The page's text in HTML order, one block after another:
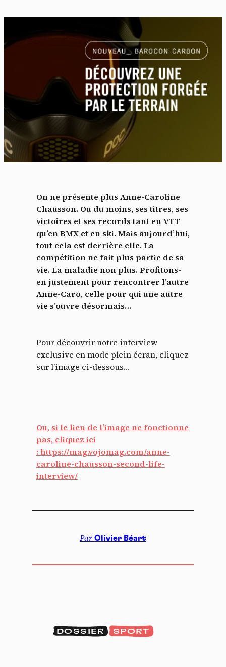
On ne présente plus Anne-Caroline
Chausson. Ou du moins, ses titres, ses
victoires et ses records tant en VTT
qu’en BMX et en ski. Mais aujourd’hui,
tout cela est derrière elle. La
compétition ne fait plus partie de sa
vie. La maladie non plus. Profitons-
en justement pour rencontrer l’autre
Anne-Caro, celle pour qui une autre
vie s’ouvre désormais…
Pour découvrir notre interview
exclusive en mode plein écran, cliquez
sur l’image ci-dessous…
Ou, si le lien de l’image ne fonctionne
pas, cliquez ici
: https://mag.vojomag.com/anne-
caroline-chausson-second-life-
interview/
Par Olivier Béart
DOSSIER SPORT